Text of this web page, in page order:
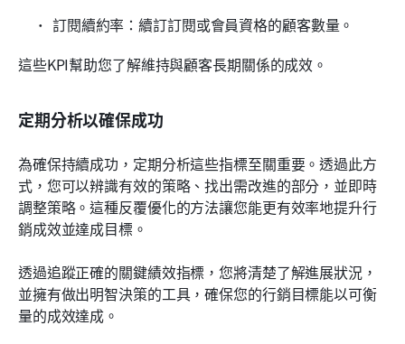
訂閱續約率：續訂訂閱或會員資格的顧客數量。
這些KPI幫助您了解維持與顧客長期關係的成效。
定期分析以確保成功
為確保持續成功，定期分析這些指標至關重要。透過此方
式，您可以辨識有效的策略、找出需改進的部分，並即時
調整策略。這種反覆優化的方法讓您能更有效率地提升行
銷成效並達成目標。
透過追蹤正確的關鍵績效指標，您將清楚了解進展狀況，
並擁有做出明智決策的工具，確保您的行銷目標能以可衡
量的成效達成。